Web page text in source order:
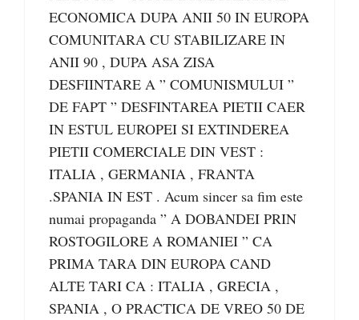
ECONOMICA DUPA ANII 50 IN EUROPA
COMUNITARA CU STABILIZARE IN
ANII 90 , DUPA ASA ZISA
DESFIINTARE A ” COMUNISMULUI ”
DE FAPT ” DESFINTAREA PIETII CAER
IN ESTUL EUROPEI SI EXTINDEREA
PIETII COMERCIALE DIN VEST :
ITALIA , GERMANIA , FRANTA
.SPANIA IN EST . Acum sincer sa fim este
numai propaganda ” A DOBANDEI PRIN
ROSTOGILORE A ROMANIEI ” CA
PRIMA TARA DIN EUROPA CAND
ALTE TARI CA : ITALIA , GRECIA ,
SPANIA , O PRACTICA DE VREO 50 DE